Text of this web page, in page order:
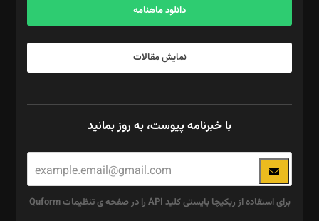
دانلود ماهنامه
نمایش مقالات
با خبرنامه پیوست، به روز بمانید
برای استفاده از ریکپچا بایستی کلید API را در صفحه ی تنظیمات Quform